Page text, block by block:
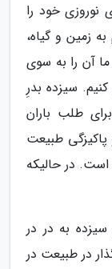
نوروزی خود را
زمین و گیاه،
آن را به سوی
سیزده بدرِ
طلب باران
طبیعت
در حالیکه
به در در
در طبیعت در